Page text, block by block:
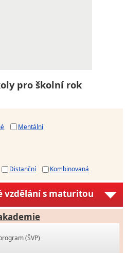
pro školní rok
Mentální
Distanční Kombinovaná
vzdělání s maturitou
(ŠVP)